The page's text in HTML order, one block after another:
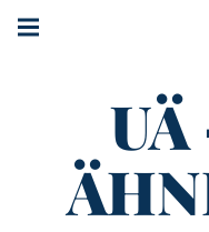
Springe
zum